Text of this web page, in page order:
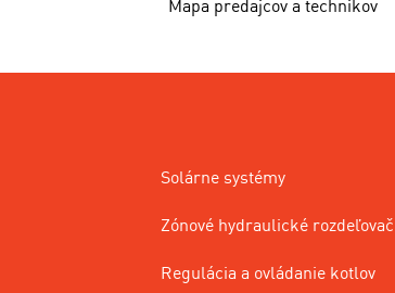
Mapa predajcov a technikov
Solárne systémy
Zónové hydraulické
Regulácia a ovládanie kotlov